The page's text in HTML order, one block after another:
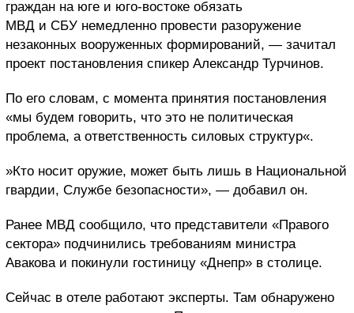
граждан на юге и юго-востоке обязать
МВД и СБУ немедленно провести разоружение
незаконных вооруженных формирований, — зачитал
проект постановления спикер Александр Турчинов.
По его словам, с момента принятия постановления
«мы будем говорить, что это не политическая
проблема, а ответственность силовых структур«.
»Кто носит оружие, может быть лишь в Национальной
гвардии, Службе безопасности», — добавил он.
Ранее МВД сообщило, что представители «Правого
сектора» подчинились требованиям министра
Авакова и покинули гостиницу «Днепр» в столице.
Сейчас в отеле работают эксперты. Там обнаружено